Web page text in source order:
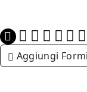
Aggiungi